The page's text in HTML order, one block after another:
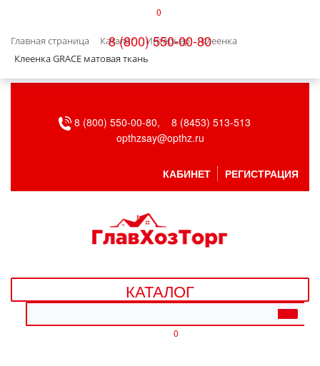
0
8 (800) 550-00-80
Главная страница Каталог Интерьер
Клеенка
Клеенка GRACE матовая ткань
БЫТОВАЯ ТЕХНИКА
ВЕНТИЛЯЦИЯ
ДАЧА, САД И ОГОРОД
ДЕТСКИЕ ТОВАРЫ
8 (800) 550-00-80,
8 (8453) 513-513
opthzsay@opthz.ru
КАБИНЕТ РЕГИСТРАЦИЯ
КАТАЛОГ
0